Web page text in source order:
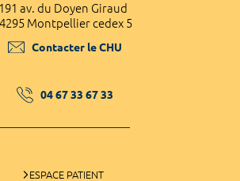
191 av. du Doyen Giraud
Montpellier cedex 5
Contacter le CHU
04 67 33 67 33
ESPACE PATIENT